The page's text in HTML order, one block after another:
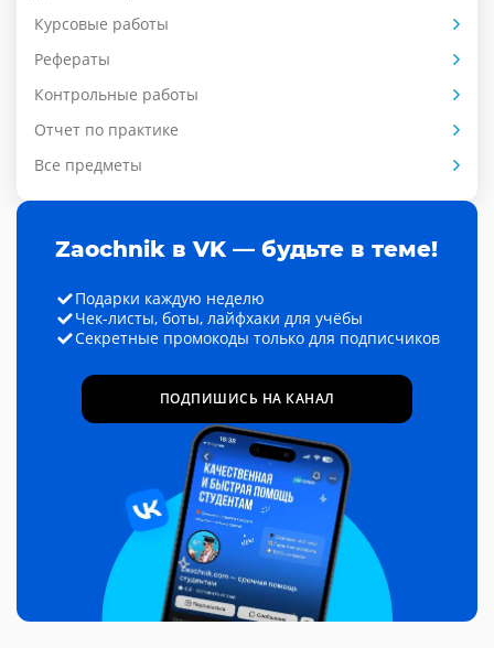
Курсовые работы
Рефераты
Контрольные работы
Отчет по практике
Все предметы
Zaochnik в VK — будьте в теме!
Подарки каждую неделю
Чек-листы, боты, лайфхаки для учёбы
Секретные промокоды только для подписчиков
ПОДПИШИСЬ НА КАНАЛ